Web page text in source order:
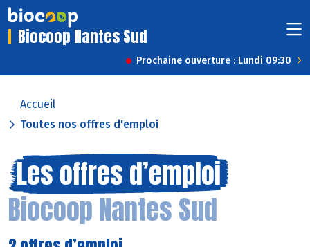
Biocoop Nantes Sud
Prochaine ouverture : Lundi 09:30
Accueil
Toutes nos offres d'emploi
Les offres d’emploi
Biocoop Nantes Sud